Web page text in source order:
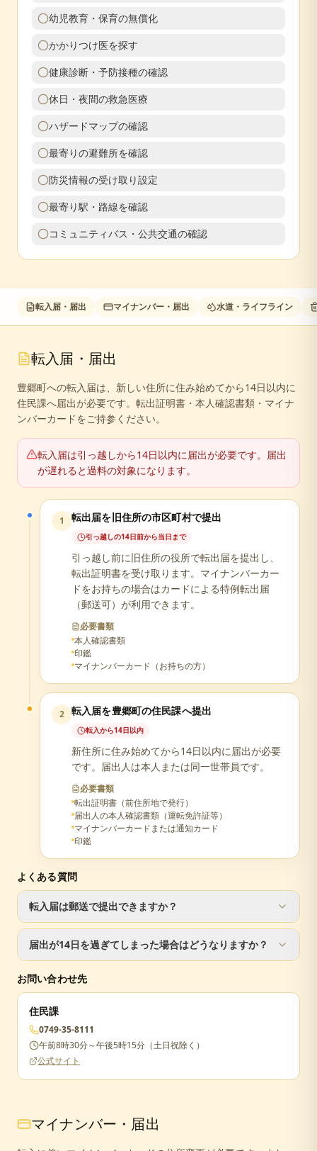
幼児教育・保育の無償化
かかりつけ医を探す
健康診断・予防接種の確認
休日・夜間の救急医療
ハザードマップの確認
最寄りの避難所を確認
防災情報の受け取り設定
最寄り駅・路線を確認
コミュニティバス・公共交通の確認
転入届・届出 マイナンバー・届出 水道・ライフライン
転入届・届出
豊郷町への転入届は、新しい住所に住み始めてから14日以内に
住民課へ届出が必要です。転出証明書・本人確認書類・マイナ
ンバーカードをご持参ください。
転入届は引っ越しから14日以内に届出が必要です。届出
が遅れると過料の対象になります。
1 転出届を旧住所の市区町村で提出
引っ越しの14日前から当日まで
引っ越し前に旧住所の役所で転出届を提出し、
転出証明書を受け取ります。マイナンバーカー
ドをお持ちの場合はカードによる特例転出届
（郵送可）が利用できます。
必要書類
本人確認書類
印鑑
マイナンバーカード（お持ちの方）
2 転入届を豊郷町の住民課へ提出
転入から14日以内
新住所に住み始めてから14日以内に届出が必要
です。届出人は本人または同一世帯員です。
必要書類
転出証明書（前住所地で発行）
届出人の本人確認書類（運転免許証等）
マイナンバーカードまたは通知カード
印鑑
よくある質問
転入届は郵送で提出できますか？
転入届は窓口での手続きが必要です。ただし、転出届は郵
送で手続き可能です。
届出が14日を過ぎてしまった場合はどうなりますか？
ない場合は5万円以下の過料が科されることがあります。
お問い合わせ先
住民課
0749-35-8111
午前8時30分～午後5時15分（土日祝除く）
公式サイト
マイナンバー・届出